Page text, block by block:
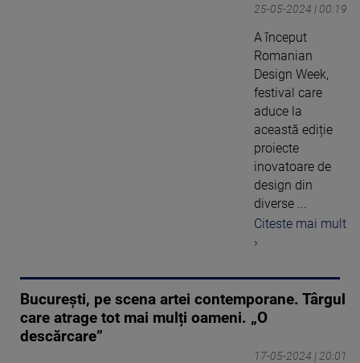
25-05-2024 | 00:19
A început
Romanian
Design Week,
festival care
aduce la
această ediție
proiecte
inovatoare de
design din
diverse ...
Citeste mai mult
›
București, pe scena artei contemporane. Târgul
care atrage tot mai mulți oameni. „O
descărcare”
17-05-2024 | 20:01